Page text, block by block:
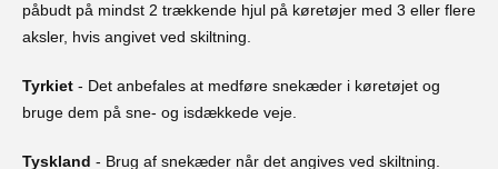
påbudt på mindst 2 trækkende hjul på køretøjer med 3 eller flere
aksler, hvis angivet ved skiltning.
Tyrkiet - Det anbefales at medføre snekæder i køretøjet og
bruge dem på sne- og isdækkede veje.
Tyskland - Brug af snekæder når det angives ved skiltning.